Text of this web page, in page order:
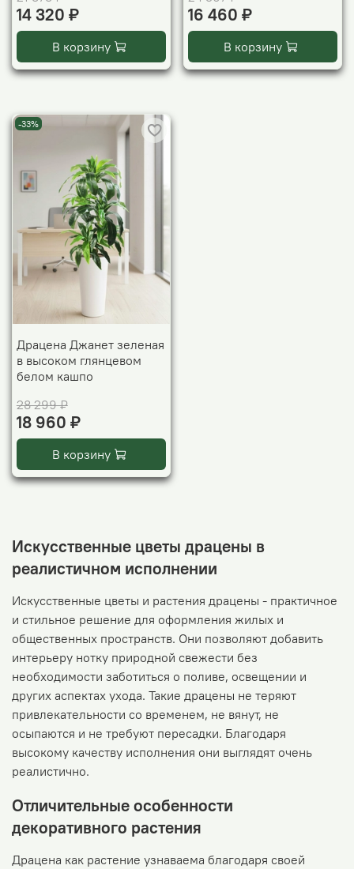
14 320 ₽
В корзину
16 460 ₽
В корзину
-33%
Драцена Джанет зеленая
в высоком глянцевом
белом кашпо
28 299 ₽
18 960 ₽
В корзину
Искусственные цветы драцены в
реалистичном исполнении
Искусственные цветы и растения драцены - практичное
и стильное решение для оформления жилых и
общественных пространств. Они позволяют добавить
интерьеру нотку природной свежести без
необходимости заботиться о поливе, освещении и
других аспектах ухода. Такие драцены не теряют
привлекательности со временем, не вянут, не
осыпаются и не требуют пересадки. Благодаря
высокому качеству исполнения они выглядят очень
реалистично.
Отличительные особенности
декоративного растения
Драцена как растение узнаваема благодаря своей